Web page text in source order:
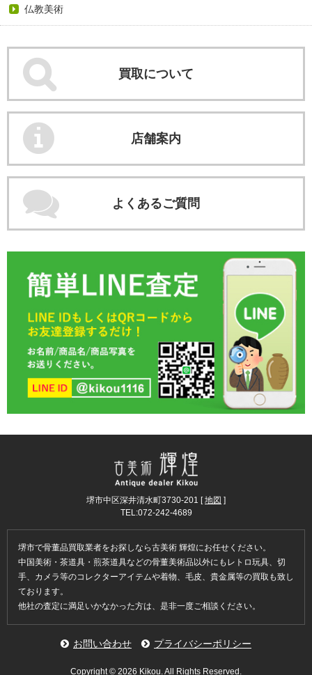
仏教美術
買取について
店舗案内
よくあるご質問
堺市中区深井清水町3730-201 [地図 ]
TEL:072-242-4689
堺市で骨董品買取業者をお探しなら古美術 輝煌にお任せください。
中国美術・茶道具・煎茶道具などの骨董美術品以外にもレトロ玩具、切
手、カメラ等のコレクターアイテムや着物、毛皮、貴金属等の買取も致し
ております。
他社の査定に満足いかなかった方は、是非一度ご相談ください。
お問い合わせ プライバシーポリシー
Copyright © 2026 Kikou. All Rights Reserved.